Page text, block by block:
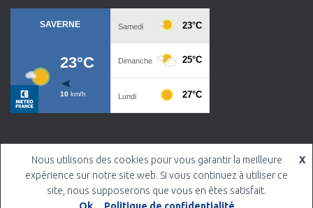
© Mairie de Saessolsheim 2005-2026
Politique de confidentialité
Nous utilisons des cookies pour vous garantir la meilleure
expérience sur notre site web. Si vous continuez à utiliser ce
site, nous supposerons que vous en êtes satisfait.
X